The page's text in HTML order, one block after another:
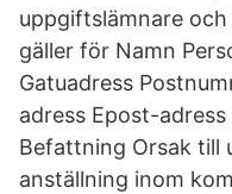
uppgiftslämnare
gäller för Namn
Gatuadress
adress Epost-
Befattning Orsak till
anställning inom